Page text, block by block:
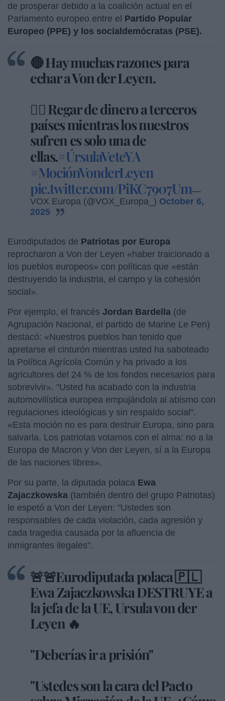
de prosperar debido a la coalición actual en el
Parlamento europeo entre el Partido Popular
Europeo (PPE) y los socialdemócratas (PSE).
🔴 Hay muchas razones para
echar a Von der Leyen.
👉🏻 Regar de dinero a terceros
países mientras los nuestros
sufren es solo una de
ellas.#ÚrsulaVeteYA
#MociónVonderLeyen
pic.twitter.com/PiKC7907Um—
VOX Europa (@VOX_Europa_) October 6,
2025
Eurodiputados de Patriotas por Europa
reprocharon a Von der Leyen «haber traicionado a
los pueblos europeos» con políticas que «están
destruyendo la industria, el campo y la cohesión
social».
Por ejemplo, el francés Jordan Bardella (de
Agrupación Nacional, el partido de Marine Le Pen)
destacó: «Nuestros pueblos han tenido que
apretarse el cinturón mientras usted ha saboteado
la Política Agrícola Común y ha privado a los
agricultores del 24 % de los fondos necesarios para
sobrevivir». "Usted ha acabado con la industria
automovilística europea empujándola al abismo con
regulaciones ideológicas y sin respaldo social".
«Esta moción no es para destruir Europa, sino para
salvarla. Los patriotas votamos con el alma: no a la
Europa de Macron y Von der Leyen, sí a la Europa
de las naciones libres».
Por su parte, la diputada polaca Ewa
Zajaczkowska (también dentro del grupo Patriotas)
le espetó a Von der Leyen: "Ustedes son
responsables de cada violación, cada agresión y
cada tragedia causada por la afluencia de
inmigrantes ilegales".
🚨🚨Eurodiputada polaca 🇵🇱
Ewa Zajaczkowska DESTRUYE a
la jefa de la UE, Ursula von der
Leyen 🔥
"Deberías ir a prisión"
"Ustedes son la cara del Pacto